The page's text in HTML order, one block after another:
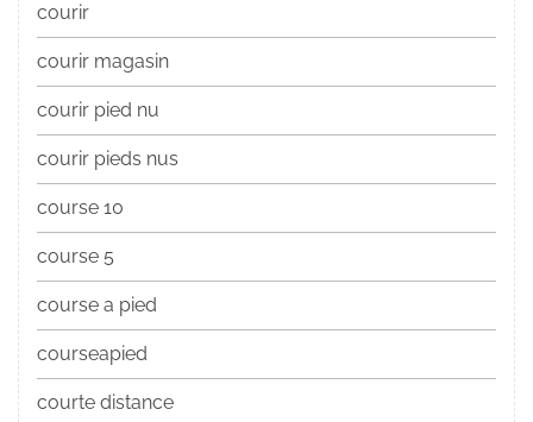
courir
courir magasin
courir pied nu
courir pieds nus
course 10
course 5
course a pied
courseapied
courte distance